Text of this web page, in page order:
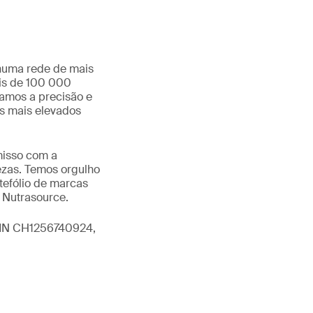
rede de mais
de 100 000
a precisão e
mais elevados
com a
Temos orgulho
de marcas
CH1256740924,